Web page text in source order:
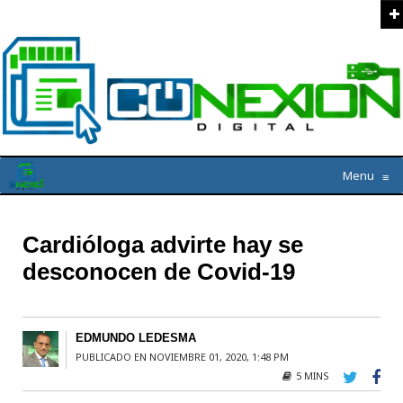
Menu ≡
Cardióloga advirte hay se
desconocen de Covid-19
EDMUNDO LEDESMA
PUBLICADO EN NOVIEMBRE 01, 2020, 1:48 PM
5 MINS